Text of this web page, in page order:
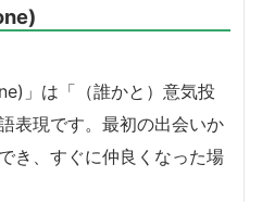
」は「（誰かと）意気投
表現です。最初の出会いか
き、すぐに仲良くなった場